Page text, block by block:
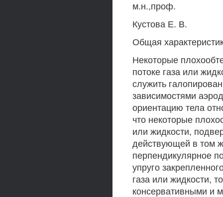
м.н.,проф.
Кустова Е. В.
Общая
Некоторые
потоке газа или
служить
зависимостями
ориентацию тела
что некоторые
или жидкости,
действующей в том
перпендикулярное
упруго
газа или жидкости,
консервативными и